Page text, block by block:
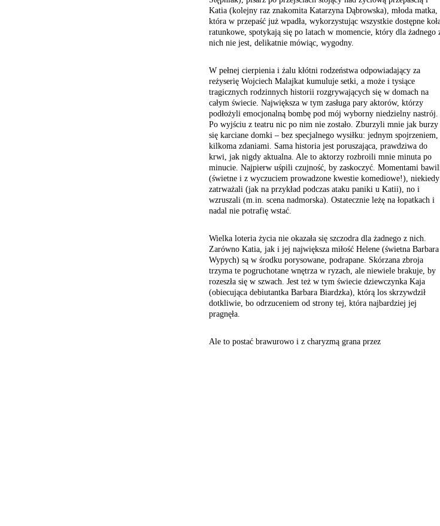
Katia (kolejny raz znakomita Katarzyna Dąbrowska), młoda matka,
która w przepaść już wpadła, wykorzystując wszystkie dostępne
ratunkowe, spotykają się po latach w momencie, który dla żadnego
nich nie jest, delikatnie mówiąc, wygodny.
W pełnej cierpienia i żalu kłótni rodzeństwa odpowiadający za
reżyserię Wojciech Malajkat kumuluje setki, a może i tysiące
tragicznych rodzinnych historii rozgrywających się w domach na
całym świecie. Największa w tym zasługa pary aktorów, którzy
podłożyli emocjonalną bombę pod mój wyborny niedzielny nastrój.
Po wyjściu z teatru nic po nim nie zostało. Zburzyli mnie jak burzy
się karciane domki – bez specjalnego wysiłku: jednym spojrzeniem,
kilkoma zdaniami. Sama historia jest poruszająca, prawdziwa do
krwi, jak nigdy aktualna. Ale to aktorzy rozbroili mnie minuta po
minucie. Najpierw uśpili czujność, by zaskoczyć. Momentami
(świetne i z wyczuciem prowadzone kwestie komediowe!), niekiedy
zatrważali (jak na przykład podczas ataku paniki u Katii), no i
wzruszali (m.in. scena nadmorska). Ostatecznie leżę na łopatkach i
nadal nie potrafię wstać.
Wielka loteria życia nie okazała się szczodra dla żadnego z nich.
Zarówno Katia, jak i jej największa miłość Helene (świetna Barbara
Wypych) są w środku porysowane, podrapane. Skórzana zbroja
trzyma te pogruchotane wnętrza w ryzach, ale niewiele brakuje, by
rozeszła się w szwach. Jest też w tym świecie dziewczynka Kaja
(obiecująca debiutantka Barbara Biardzka), którą los skrzywdził
dotkliwie, bo odrzuceniem od strony tej, która najbardziej jej
pragnęła.
Ale to postać brawurowo i z charyzmą grana przez